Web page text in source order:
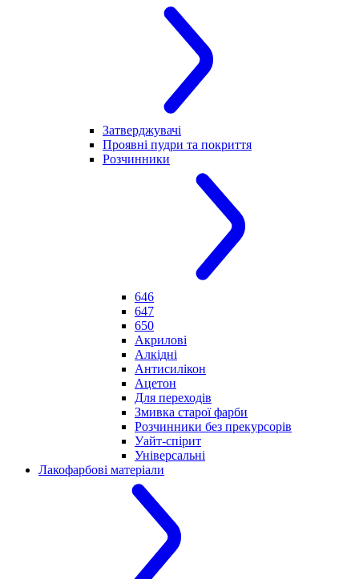
Затверджувачі
Проявні пудри та покриття
Розчинники
646
647
650
Акрилові
Алкідні
Антисилікон
Ацетон
Для переходів
Змивка старої фарби
Розчинники без прекурсорів
Уайт-спірит
Універсальні
Лакофарбові матеріали